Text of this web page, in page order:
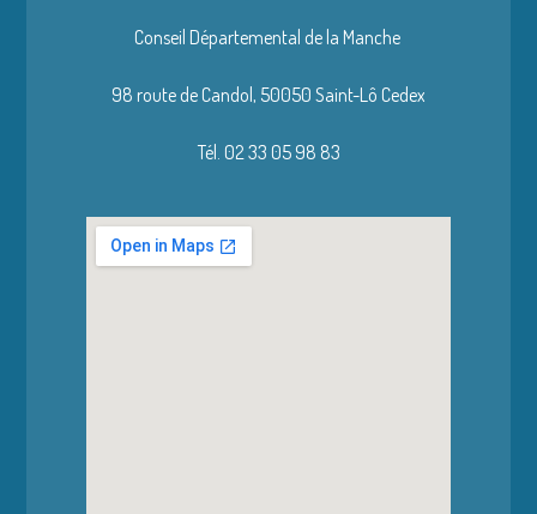
Conseil Départemental de la Manche
98 route de Candol, 50050 Saint-Lô Cedex
Tél. 02 33 05 98 83